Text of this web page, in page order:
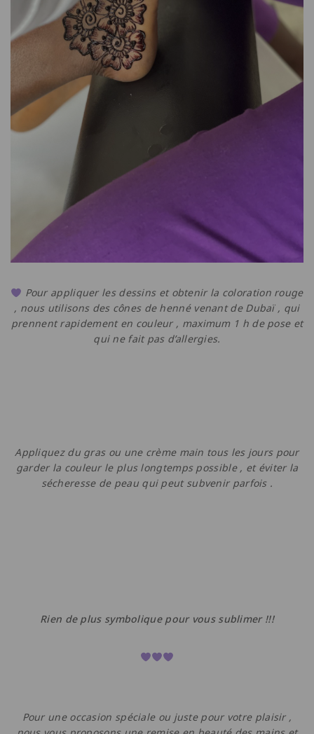
Pour appliquer les dessins et obtenir la coloration rouge
, nous utilisons des cônes de henné venant de Dubaï , qui
prennent rapidement en couleur , maximum 1 h de pose et
qui ne fait pas d’allergies.
Appliquez du gras ou une crème main tous les jours pour
garder la couleur le plus longtemps possible , et éviter la
sécheresse de peau qui peut subvenir parfois .
Rien de plus symbolique pour vous sublimer !!!
Pour une occasion spéciale ou juste pour votre plaisir ,